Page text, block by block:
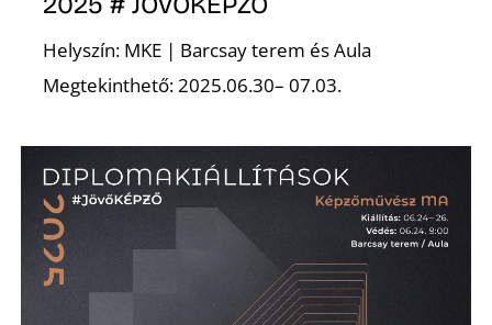
Helyszín: MKE | Barcsay terem és Aula
Megtekinthető: 2025.06.30– 07.03.